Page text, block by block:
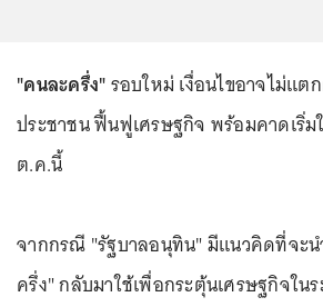
"คนละครึ่ง"รอบใหม่ เงื่อนไขอาจไม่แต
ประชาชน ฟื้นฟูเศรษฐกิจ พร้อมคาดเริ่ม
ต.ค.นี้
จากกรณี "รัฐบาลอนุทิน" มีแนวคิดที่จะน
ครึ่ง" กลับมาใช้เพื่อกระตุ้นเศรษฐกิจใน